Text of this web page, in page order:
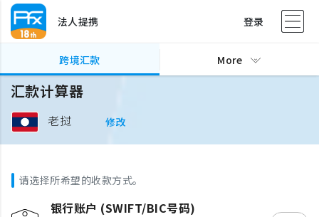
法人提携 登录
跨境汇款 More
汇款计算器
老挝 修改
请选择所希望的收款方式。
银行账户 (SWIFT/BIC号码)